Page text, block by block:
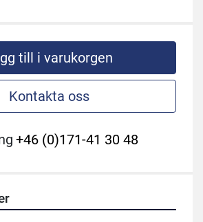
till i varukorgen
Kontakta oss
+46 (0)171-41 30 48